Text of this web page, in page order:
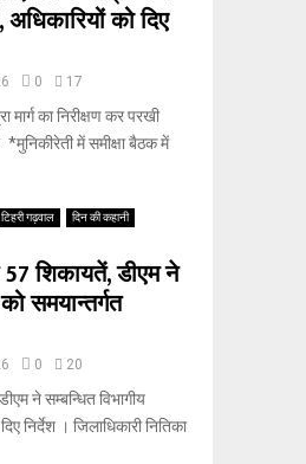
को दिए
0 17
का निरीक्षण कर परखी
‎*मुनिकीरेती में समीक्षा बैठक में
टिहरी गढ़वाल
दिन की कहानी
शिकायतें, डीएम ने
समयान्तर्गत
0 20
ने सम्बन्धित विभागीय
निर्देश । जिलाधिकारी नितिका